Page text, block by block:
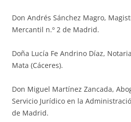
Don Andrés Sánchez Magro,
Mercantil n.º 2 de Madrid.
Doña Lucía Fe Andrino Díaz,
Mata (Cáceres).
Don Miguel Martínez Zancada,
Servicio Jurídico en la
de Madrid.